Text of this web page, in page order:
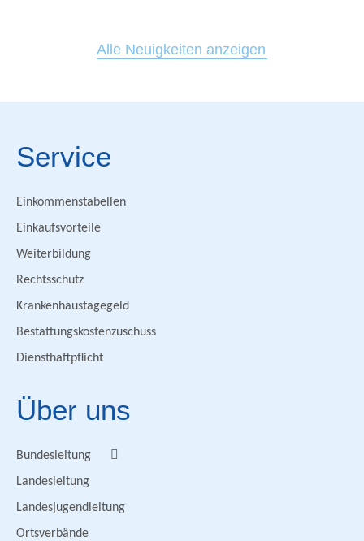
Alle Neuigkeiten anzeigen
Service
Einkommenstabellen
Einkaufsvorteile
Weiterbildung
Rechtsschutz
Krankenhaustagegeld
Bestattungskostenzuschuss
Diensthaftpflicht
Über uns
Bundesleitung
Landesleitung
Landesjugendleitung
Ortsverbände